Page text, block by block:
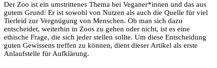
Der Zoo ist ein umstrittenes Thema bei Veganer*innen und das aus
gutem Grund: Er ist sowohl von Nutzen als auch die Quelle für viel
Tierleid zur Vergnügung von Menschen. Ob man sich dazu
entscheidet, weiterhin in Zoos zu gehen oder nicht, ist es eine
ethische Frage, die sich jeder stellen sollte. Um diese Entscheidung
guten Gewissens treffen zu können, dient dieser Artikel als erste
Anlaufstelle für Aufklärung.